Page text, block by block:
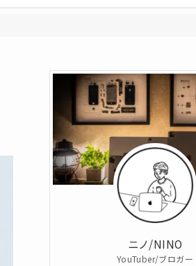
ニノ/NINO
YouTuber/ブロガー